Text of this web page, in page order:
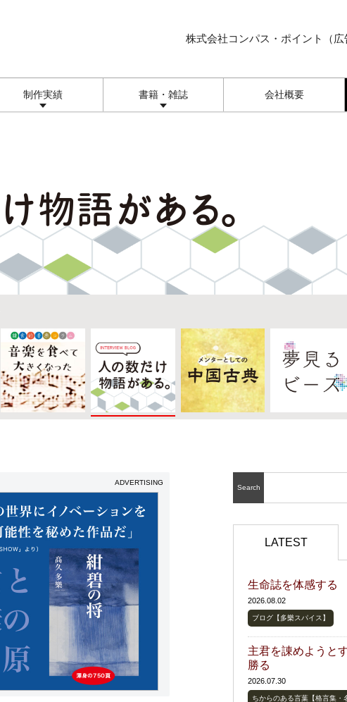
株式会社コンパス・ポイント（広
制作実績 書籍・雑誌 会社概要
ADVERTISING
Search
LATEST
生命誌を体感する
2026.08.02
ブログ【多樂スパイス】
主君を諌めようと
勝る
2026.07.30
ちからのある言葉【格言集・